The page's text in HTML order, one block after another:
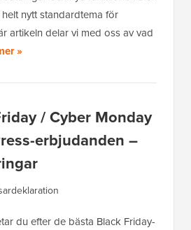
nytt standardtema för
artikeln delar vi med oss av vad
»
/ Cyber Monday
erbjudanden –
du efter de bästa Black Friday-